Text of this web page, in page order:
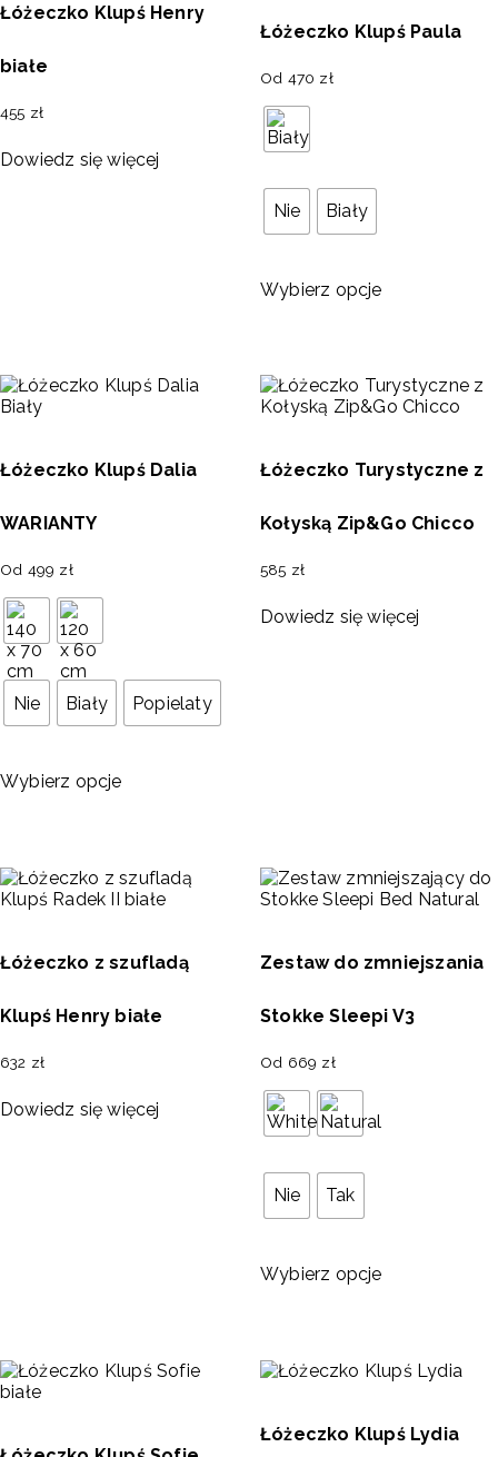
Łóżeczko Klupś Henry
białe
455 zł
Dowiedz się więcej
Łóżeczko Klupś Paula
Od 470 zł
Nie Biały
Wybierz opcje
Łóżeczko Klupś Dalia
WARIANTY
Od 499 zł
Nie Biały Popielaty
Wybierz opcje
Łóżeczko Turystyczne z
Kołyską Zip&Go Chicco
585 zł
Dowiedz się więcej
Łóżeczko z szufladą
Klupś Henry białe
632 zł
Dowiedz się więcej
Zestaw do zmniejszania
Stokke Sleepi V3
Od 669 zł
Nie Tak
Wybierz opcje
Łóżeczko Klupś Lydia